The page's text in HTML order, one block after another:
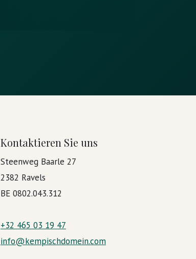
Kontaktieren Sie uns
Steenweg Baarle 27
2382 Ravels
BE 0802.043.312
+32 465 03 19 47
info@kempischdomein.com